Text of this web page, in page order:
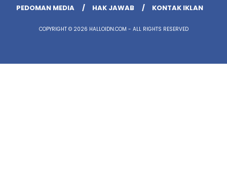
PEDOMAN MEDIA
HAK JAWAB KONTAK IKLAN
COPYRIGHT © 2026 HALLOIDN.COM - ALL RIGHTS RESERVED